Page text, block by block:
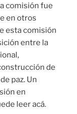
comisión fue
en otros
esta comisión
entre la
de
paz. Un
en
leer acá.